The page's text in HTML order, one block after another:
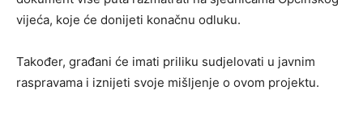
vijeća, koje će donijeti konačnu odluku.
Također, građani će imati priliku sudjelovati u javnim
raspravama i iznijeti svoje mišljenje o ovom projektu.